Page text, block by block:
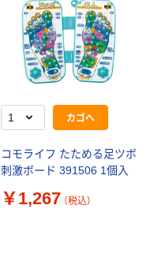
カゴへ
コモライフ たためる足ツボ
刺激ボード 391506 1個入
￥1,267 （税込）